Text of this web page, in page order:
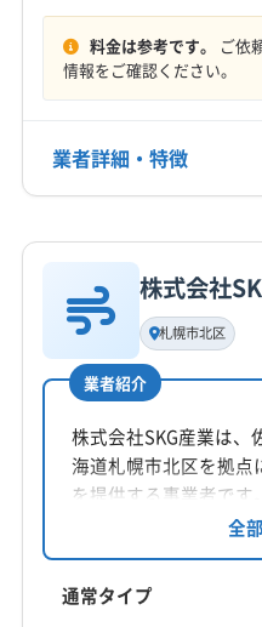
料金は参考です。 ご依
情報をご確認ください。
業者詳細・特徴
基本情報
代表者名
非公開
所在地
北海道苫小牧市浜町2丁
対応地域
江別市
札幌市清田区
札幌市西区
札幌市南区
株式会社
札幌市北区
業者紹介
株式会社SKG産業は、
海道札幌市北区を拠点
を提供する事業者です
動作確認から支払い
とを特徴としていま
台、お掃除機能付きは
応可能です。
全
通常タイプ